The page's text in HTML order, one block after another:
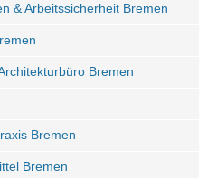
& Arbeitssicherheit Bremen
Bremen
Bremen
Bremen